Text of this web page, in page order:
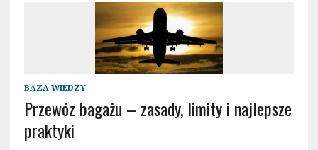
BAZA WIEDZY
Przewóz bagażu – zasady, limity i najlepsze
praktyki